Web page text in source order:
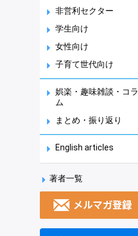
非営利セクター
学生向け
女性向け
子育て世代向け
娯楽・趣味雑談・コラ
ム
まとめ・振り返り
English articles
著者一覧